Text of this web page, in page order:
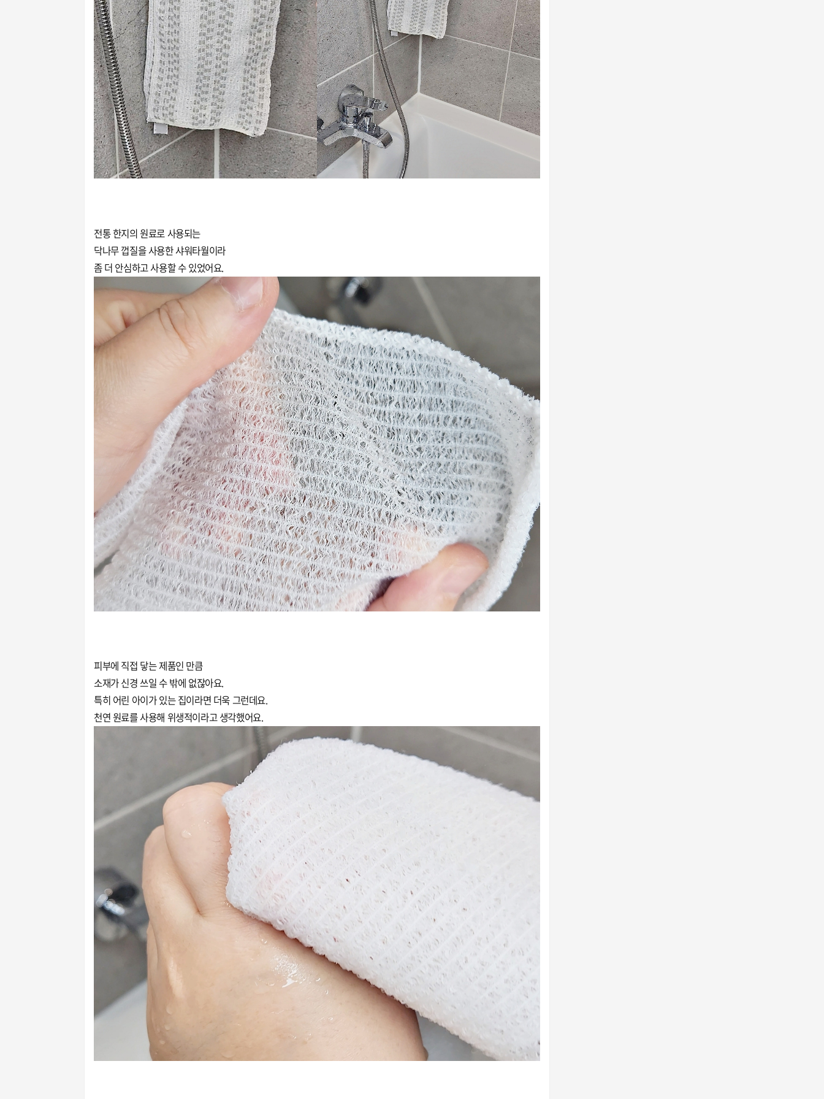
전통 한지의 원료로 사용되는
닥나무 껍질을 사용한 샤워타월이라
좀 더 안심하고 사용할 수 있었어요.
피부에 직접 닿는 제품인 만큼
소재가 신경 쓰일 수 밖에 없잖아요.
특히 어린 아이가 있는 집이라면 더욱 그런데요.
천연 원료를 사용해 위생적이라고 생각했어요.